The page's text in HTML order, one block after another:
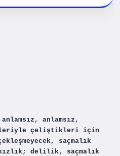
anlamsız,
çeliştikleri için
saçmalık
delilik, saçmalık